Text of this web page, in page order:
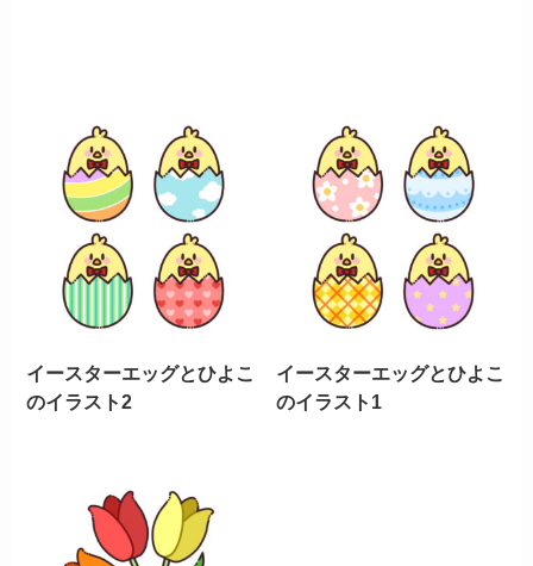
イースターエッグとひよこ
のイラスト2
イースターエッグとひよこ
のイラスト1